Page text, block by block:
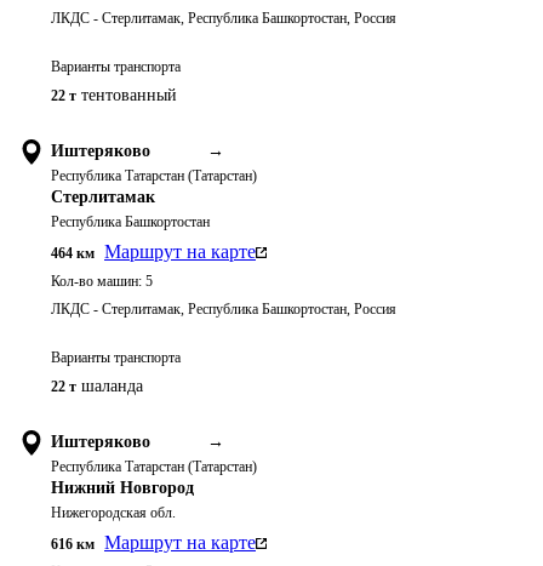
ЛКДС - Стерлитамак, Республика Башкортостан, Россия
Варианты транспорта
22 т тентованный
Иштеряково →
Республика Татарстан (Татарстан)
Стерлитамак
Республика Башкортостан
464 км Маршрут на карте
Кол-во машин: 5
ЛКДС - Стерлитамак, Республика Башкортостан, Россия
Варианты транспорта
22 т шаланда
Иштеряково →
Республика Татарстан (Татарстан)
Нижний Новгород
Нижегородская обл.
616 км Маршрут на карте